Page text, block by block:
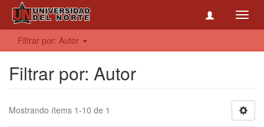
Filtrar por: Autor
Filtrar por: Autor
Mostrando ítems 1-10 de 1